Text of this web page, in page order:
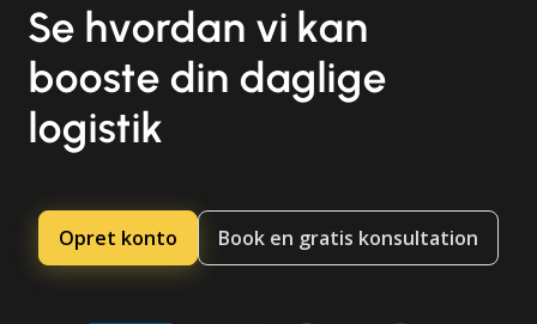
Se hvordan vi kan
booste din daglige
logistik
Opret konto Book en gratis konsultation